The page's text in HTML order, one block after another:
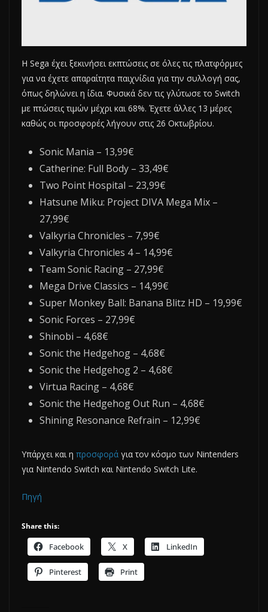
Η Sega έχει ξεκινήσει εκπτώσεις σε όλες τις πλατφόρμες
για να έχετε απαραίτητα παιχνίδια για την συλλογή σας,
όπως δηλώνει η ίδια. Φυσικά δεν τις γλύτωσε το Switch
με πτώσεις τιμών μέχρι και 68%. Έχετε άλλες 13 μέρες
καθώς οι προσφορές λήγουν στις 26 Οκτωβρίου.
Sonic Mania – 13,99€
Catherine: Full Body – 33,49€
Two Point Hospital – 23,99€
Hatsune Miku: Project DIVA Mega Mix –
27,99€
Valkyria Chronicles – 7,99€
Valkyria Chronicles 4 – 14,99€
Team Sonic Racing – 27,99€
Mega Drive Classics – 14,99€
Super Monkey Ball: Banana Blitz HD – 19,99€
Sonic Forces – 27,99€
Shinobi – 4,68€
Sonic the Hedgehog – 4,68€
Sonic the Hedgehog 2 – 4,68€
Virtua Racing – 4,68€
Sonic the Hedgehog Out Run – 4,68€
Shining Resonance Refrain – 12,99€
Υπάρχει και η προσφορά για τον κόσμο των Nintenders
για Nintendo Switch και Nintendo Switch Lite.
Πηγή
Share this:
Facebook X LinkedIn
Pinterest Print